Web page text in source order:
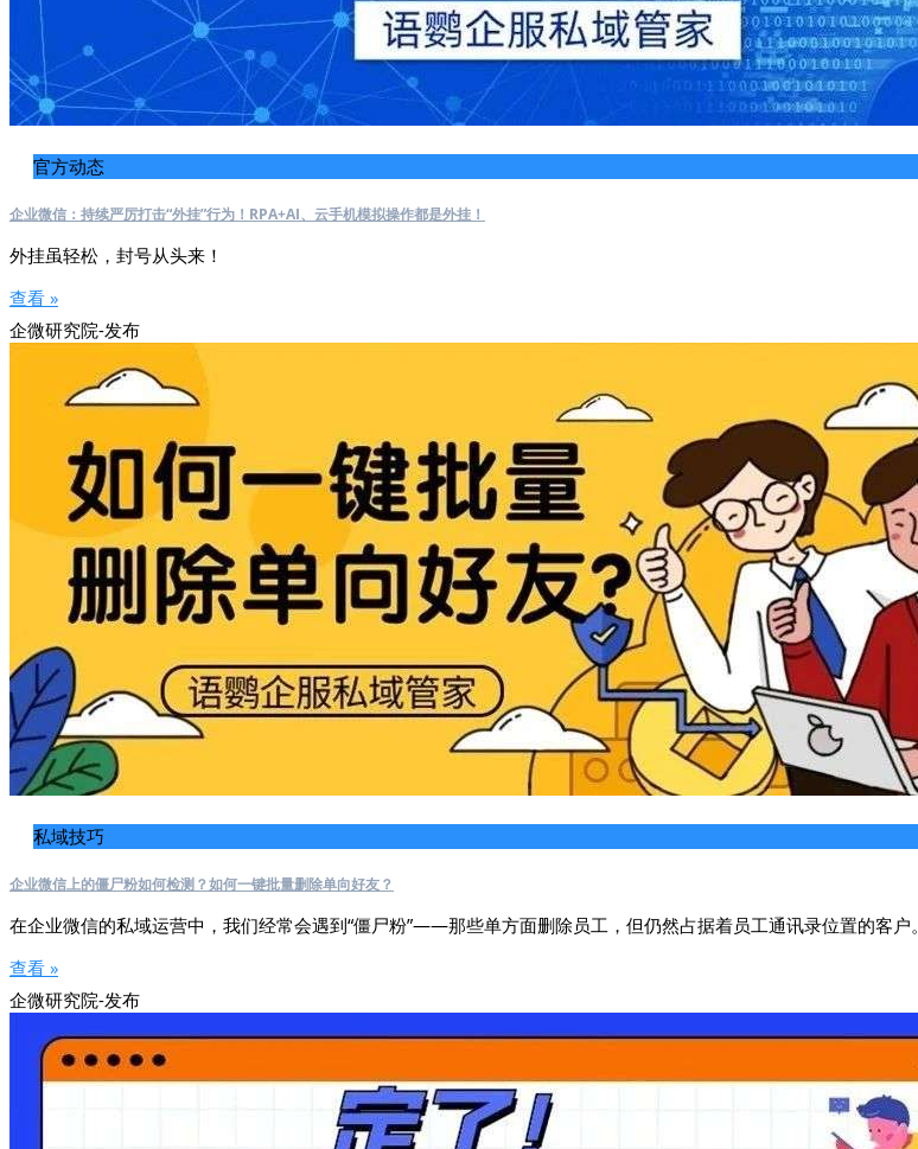
官方动态
企业微信：持续严厉打击“外挂”行为！RPA+AI、云手机模拟操作都是外挂！
外挂虽轻松，封号从头来！
查看 »
企微研究院-发布
私域技巧
企业微信上的僵尸粉如何检测？如何一键批量删除单向好友？
在企业微信的私域运营中，我们经常会遇到“僵尸粉”——那些单方面删除员工，但仍然占据着员工通讯录位置的客户。
查看 »
企微研究院-发布